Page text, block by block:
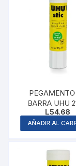
BARRA UHU
L54.68
AÑADIR AL